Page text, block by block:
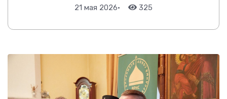
21 мая 2026• 325